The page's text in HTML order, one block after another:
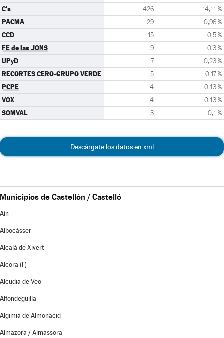
C's 426 14,11 %
PACMA 29 0,96 %
CCD 15 0,5 %
FE de las JONS 9 0,3 %
UPyD 7 0,23 %
RECORTES CERO-GRUPO VERDE 5 0,17 %
PCPE 4 0,13 %
VOX 4 0,13 %
SOMVAL 3 0,1 %
Descárgate los datos en xml
Municipios de Castellón / Castelló
Aín
Albocàsser
Alcalà de Xivert
Alcora (l')
Alcudia de Veo
Alfondeguilla
Algimia de Almonacid
Almazora / Almassora